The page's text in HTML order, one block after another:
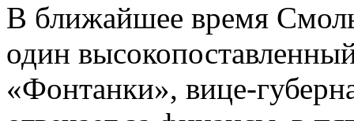
В ближайшее время
один
«Фонтанки», вице-